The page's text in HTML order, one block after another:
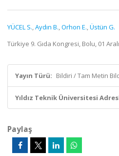
YÜCEL S.,Aydın B.,Orhon E.,Üstün G.
Türkiye 9. Gıda Kongresi, Bolu, 01
Yayın Türü: Bildiri / Tam Metin
Yıldız Teknik Üniversitesi
Paylaş